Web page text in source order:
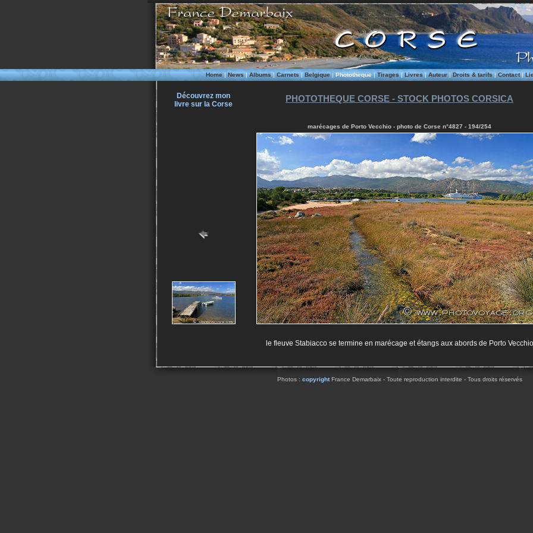
Home|News| Albums| Carnets|Belgique|Phototheque|Tirages|Livres|Auteur|Droits & tarifs|Contact|
Découvrez mon
livre sur la Corse
PHOTOTHEQUE CORSE - STOCK PHOTOS CORSICA
marécages de Porto Vecchio - photo de Corse n°4827 - 194/254
le fleuve Stabiacco se termine en marécage et étangs aux abords de Porto Vecchio
Photos : copyrightFrance Demarbaix - Toute reproduction interdite - Tous droits réservés